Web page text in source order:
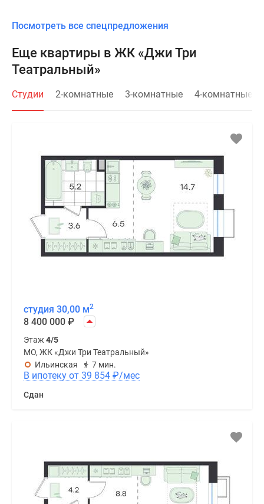
Посмотреть все спецпредложения
Еще квартиры в ЖК «Джи Три
Театральный»
Студии 2-комнатные 3-комнатные 4-комнатные
студия 30,00 м2
8 400 000 ₽
Этаж4/5
МО, ЖК «Джи Три Театральный»
Ильинская
7 мин.
В ипотеку от 39 854 ₽/мес
Сдан